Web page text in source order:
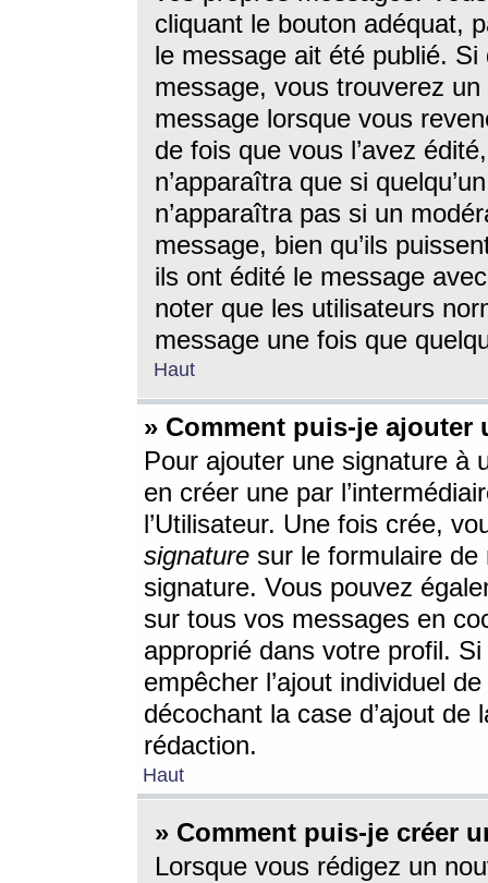
cliquant le bouton adéquat,
le message ait été publié. Si
message, vous trouverez
message lorsque vous
de fois que vous l’avez
n’apparaîtra que si
n’apparaîtra pas si un
message, bien qu’ils
ils ont édité le message
noter que les utilisateurs
message une fois que
Haut
» Comment puis-je ajouter
Pour ajouter une signature à
en créer une par
l’Utilisateur. Une fois crée,
signature sur le formulaire de
signature. Vous pouvez
sur tous vos messages en
approprié dans votre profil.
empêcher l’ajout individuel
décochant la case d’ajout
rédaction.
Haut
» Comment puis-je créer
Lorsque vous rédigez un